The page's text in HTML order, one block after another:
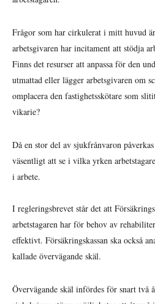
Frågor som har cirkulerat i mitt huvud
arbetsgivaren har incitament att stödja
Finns det resurser att anpassa för den
utmattad eller lägger arbetsgivaren om
omplacera den fastighetsskötare som
vikarie?
Då en stor del av sjukfrånvaron
väsentligt att se i vilka yrken
i arbete.
I regleringsbrevet står det att
arbetstagaren har för behov av
effektivt. Försäkringskassan ska också
kallade övervägande skäl.
Övervägande skäl infördes för snart två